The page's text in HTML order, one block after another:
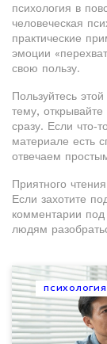
психология в
человеческая
практические
эмоции
свою пользу.
Пользуйтесь
тему,
сразу. Если
материале есть
отвечаем
Приятного
Если захотите
комментарии
людям
ПСИХОЛОГИЯ